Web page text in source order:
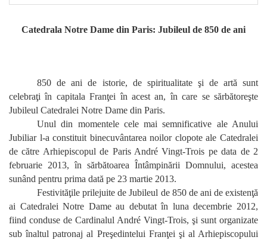
Catedrala Notre Dame din Paris: Jubileul de 850 de ani
850 de ani de istorie, de spiritualitate şi de artă sunt
celebraţi în capitala Franţei în acest an, în care se sărbătoreşte
Jubileul Catedralei Notre Dame din Paris.
Unul din momentele cele mai semnificative ale Anului
Jubiliar l-a constituit binecuvântarea noilor clopote ale Catedralei
de către Arhiepiscopul de Paris André Vingt-Trois pe data de 2
februarie 2013, în sărbătoarea Întâmpinării Domnului, acestea
sunând pentru prima dată pe 23 martie 2013.
Festivităţile prilejuite de Jubileul de 850 de ani de existenţă
ai Catedralei Notre Dameau debutat în luna decembrie 2012,
fiind conduse de Cardinalul André Vingt-Trois, şi sunt organizate
sub înaltul patronaj al Preşedintelui Franţei şi al Arhiepiscopului